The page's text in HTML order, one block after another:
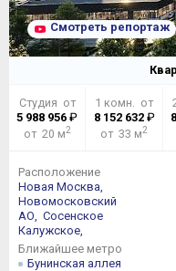
Смотреть репортаж
Студия от
5 988 956 ₽
от 20 м2
1 комн. от
8 152 632₽
от 33 м2
Расположение
Новая Москва,
Новомосковский
АО, Сосенское
Калужское,
Ближайшее метро
Бунинская аллея